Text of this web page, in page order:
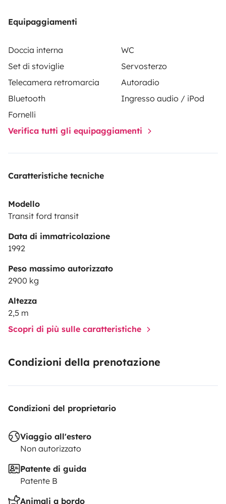
Equipaggiamenti
Doccia interna
WC
Set di stoviglie
Servosterzo
Telecamera retromarcia
Autoradio
Bluetooth
Ingresso audio / iPod
Fornelli
Verifica tutti gli equipaggiamenti
Caratteristiche tecniche
Modello
Transit ford transit
Data di immatricolazione
1992
Peso massimo autorizzato
2900 kg
Altezza
2,5 m
Scopri di più sulle caratteristiche
Condizioni della prenotazione
Condizioni del proprietario
Viaggio all'estero
Non autorizzato
Patente di guida
Patente B
Animali a bordo